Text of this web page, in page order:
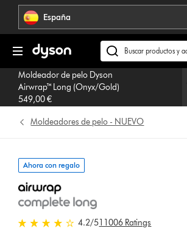
Omitir
navegación España
Buscar
en
dyson.es
Moldeador de pelo Dyson
Airwrap™ Long (Onyx/Gold)
549,00 €
Moldeadores de pelo - NUEVO
Ahora con regalo
4.2 estrellas de 5 de 11006 Ratings
4.2/511006 Ratings